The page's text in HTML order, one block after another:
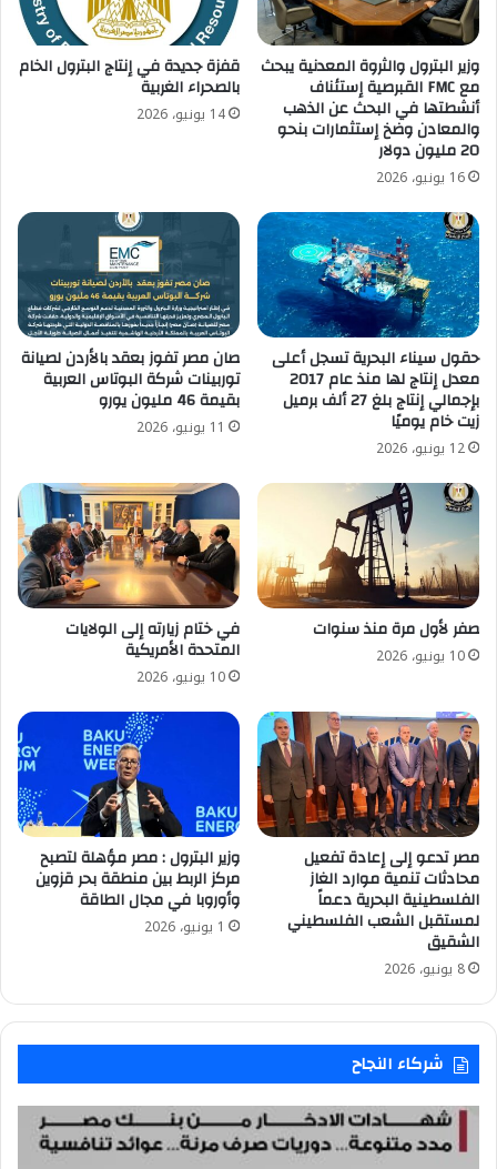
وزير البترول والثروة المعدنية يبحث
مع FMC القبرصية إستئناف
أنشطتها في البحث عن الذهب
والمعادن وضخ إستثمارات بنحو
20 مليون دولار
16 يونيو، 2026
قفزة جديدة في إنتاج البترول الخام
بالصحراء الغربية
14 يونيو، 2026
حقول سيناء البحرية تسجل أعلى
معدل إنتاج لها منذ عام 2017
بإجمالي إنتاج بلغ 27 ألف برميل
زيت خام يوميًا
12 يونيو، 2026
صان مصر تفوز بعقد بالأردن لصيانة
توربينات شركة البوتاس العربية
بقيمة 46 مليون يورو
11 يونيو، 2026
صفر لأول مرة منذ سنوات
10 يونيو، 2026
في ختام زيارته إلى الولايات
المتحدة الأمريكية
10 يونيو، 2026
مصر تدعو إلى إعادة تفعيل
محادثات تنمية موارد الغاز
الفلسطينية البحرية دعماً
لمستقبل الشعب الفلسطيني
الشقيق
8 يونيو، 2026
وزير البترول : مصر مؤهلة لتصبح
مركز الربط بين منطقة بحر قزوين
وأوروبا في مجال الطاقة
1 يونيو، 2026
شركاء النجاح